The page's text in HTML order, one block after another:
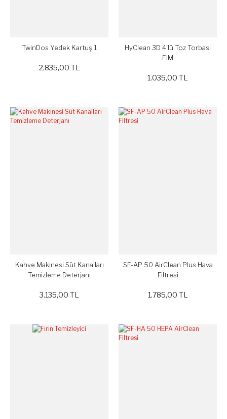
TwinDos Yedek Kartuş 1
2.835,00 TL
HyClean 3D 4'lü Toz Torbası
FJM
1.035,00 TL
Kahve Makinesi Süt Kanalları
Temizleme Deterjanı
3.135,00 TL
SF-AP 50 AirClean Plus Hava
Filtresi
1.785,00 TL